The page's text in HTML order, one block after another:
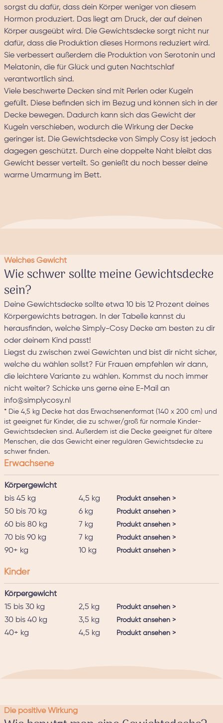
sorgst du dafür, dass dein Körper weniger von diesem
Hormon produziert. Das liegt am Druck, der auf deinen
Körper ausgeübt wird. Die Gewichtsdecke sorgt nicht nur
dafür, dass die Produktion dieses Hormons reduziert wird.
Sie verbessert außerdem die Produktion von Serotonin und
Melatonin, die für Glück und guten Nachtschlaf
verantwortlich sind.
Viele beschwerte Decken sind mit Perlen oder Kugeln
gefüllt. Diese befinden sich im Bezug und können sich in der
Decke bewegen. Dadurch kann sich das Gewicht der
Kugeln verschieben, wodurch die Wirkung der Decke
geringer ist. Die Gewichtsdecke von Simply Cosy ist jedoch
dagegen geschützt. Durch eine doppelte Naht bleibt das
Gewicht besser verteilt. So genießt du noch besser deine
warme Umarmung im Bett.
Welches Gewicht
Wie schwer sollte meine Gewichtsdecke
sein?
Deine Gewichtsdecke sollte etwa 10 bis 12 Prozent deines
Körpergewichts betragen. In der Tabelle kannst du
herausfinden, welche Simply-Cosy Decke am besten zu dir
oder deinem Kind passt!
Liegst du zwischen zwei Gewichten und bist dir nicht sicher,
welche du wählen sollst? Für Frauen empfehlen wir dann,
die leichtere Variante zu wählen. Kommst du noch immer
nicht weiter? Schicke uns gerne eine E-Mail an
info@simplycosy.nl
* Die 4,5 kg Decke hat das Erwachsenenformat (140 x 200 cm) und
ist geeignet für Kinder, die zu schwer/groß für normale Kinder-
Gewichtsdecken sind. Außerdem ist die Decke geeignet für ältere
Menschen, die das Gewicht einer regulären Gewichtsdecke zu
schwer finden.
Erwachsene
Körpergewicht
bis 45 kg
4,5 kg Produkt ansehen >
50 bis 70 kg 6 kg Produkt ansehen >
60 bis 80 kg 7 kg Produkt ansehen >
70 bis 90 kg 7 kg Produkt ansehen >
90+ kg 10 kg Produkt ansehen >
Kinder
Körpergewicht
15 bis 30 kg
2,5 kg Produkt ansehen >
30 bis 40 kg 3,5 kg Produkt ansehen >
40+ kg 4,5 kg Produkt ansehen >
Die positive Wirkung